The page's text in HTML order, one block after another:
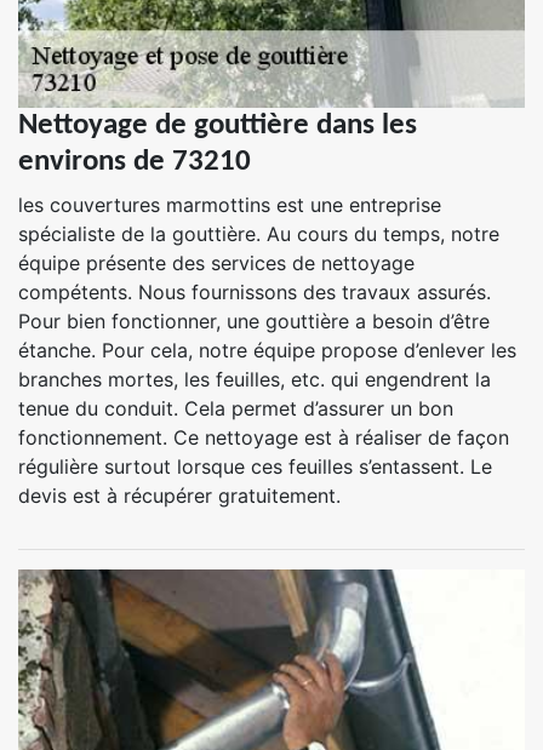
Nettoyage de gouttière dans les
environs de 73210
les couvertures marmottins est une entreprise
spécialiste de la gouttière. Au cours du temps, notre
équipe présente des services de nettoyage
compétents. Nous fournissons des travaux assurés.
Pour bien fonctionner, une gouttière a besoin d’être
étanche. Pour cela, notre équipe propose d’enlever les
branches mortes, les feuilles, etc. qui engendrent la
tenue du conduit. Cela permet d’assurer un bon
fonctionnement. Ce nettoyage est à réaliser de façon
régulière surtout lorsque ces feuilles s’entassent. Le
devis est à récupérer gratuitement.